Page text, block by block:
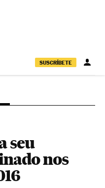
SUSCRÍBETE
seu
nos